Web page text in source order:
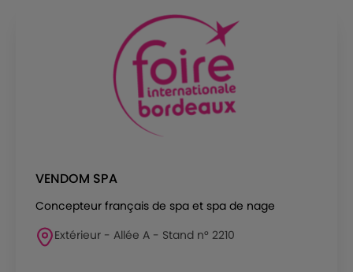
VENDOM SPA
Concepteur français de spa et spa de nage
Extérieur - Allée A - Stand n° 2210